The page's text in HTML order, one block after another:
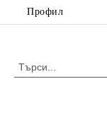
Профил